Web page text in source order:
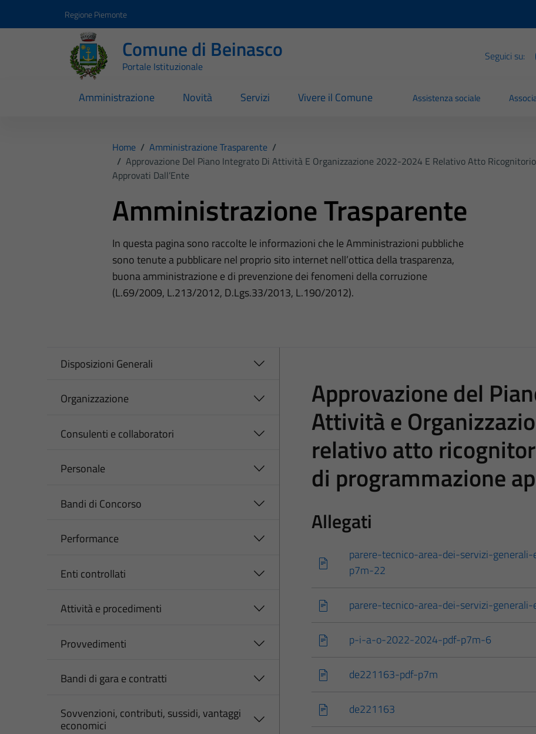
Regione Piemonte
Comune di Beinasco
Portale Istituzionale
Seguici su:
Amministrazione Novità Servizi Vivere il Comune Assistenza sociale
Home / Amministrazione Trasparente /
/ Approvazione Del Piano Integrato Di Attività E Organizzazione 2022-2024 E Relativo Atto
Approvati Dall’Ente
Amministrazione Trasparente
In questa pagina sono raccolte le informazioni che le Amministrazioni pubbliche
sono tenute a pubblicare nel proprio sito internet nell’ottica della trasparenza,
buona amministrazione e di prevenzione dei fenomeni della corruzione
(L.69/2009, L.213/2012, D.Lgs.33/2013, L.190/2012).
Disposizioni Generali
Organizzazione
Consulenti e collaboratori
Personale
Bandi di Concorso
Performance
Enti controllati
Attività e procedimenti
Provvedimenti
Bandi di gara e contratti
Sovvenzioni, contributi, sussidi, vantaggi
economici
Approvazione del
Attività e
relativo atto
di programmazione
Allegati
parere-tecnico-area-dei-servizi-
p7m-22
parere-tecnico-area-dei-servizi-
p-i-a-o-2022-2024-pdf-p7m-6
de221163-pdf-p7m
de221163